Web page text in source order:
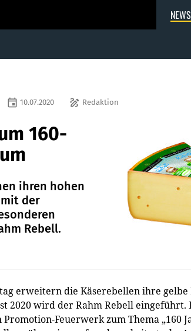
NEWS
draw Redaktion
event 10.07.2020
160-
ihren hohen
der
Rebell.
erweitern die Käserebellen ihre
2020 wird der Rahm Rebell eingeführt.
Feuerwerk zum Thema „160